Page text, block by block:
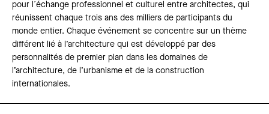
pour l´échange professionnel et culturel entre architectes, qui
réunissent chaque trois ans des milliers de participants du
monde entier. Chaque événement se concentre sur un thème
différent lié à l’architecture qui est développé par des
personnalités de premier plan dans les domaines de
l’architecture, de l’urbanisme et de la construction
internationales.